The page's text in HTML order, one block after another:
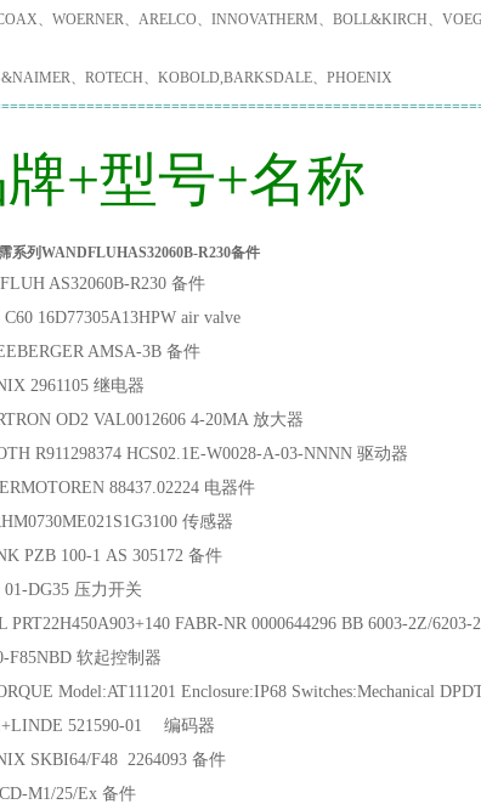
、WOERNER、ARELCO、INNOVATHERM、BOLL&KIRCH、
、ROTECH、KOBOLD,BARKSDALE、PHOENIX
+型号+名称
系列WANDFLUHAS32060B-R230备件
AS32060B-R230 备件
16D77305A13HPW air valve
AMSA-3B 备件
2961105 继电器
OD2 VAL0012606 4-20MA 放大器
R911298374 HCS02.1E-W0028-A-03-NNNN 驱动器
88437.02224 电器件
传感器
PZB 100-1 AS 305172 备件
01-DG35 压力开关
PRT22H450A903+140 FABR-NR 0000644296 BB 6003-2Z/6203-
F85NBD 软起控制器
Model:AT111201 Enclosure:IP68 Switches:Mechanical
521590-01 编码器
SKBI64/F48 2264093 备件
M1/25/Ex 备件